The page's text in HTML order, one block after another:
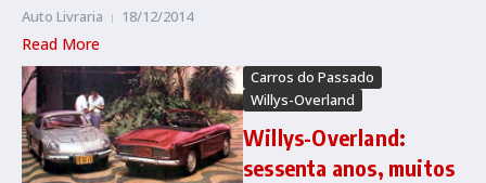
Auto Livraria 18/12/2014
Read More
Carros do Passado
Willys-Overland
Willys-Overland:
sessenta anos, muitos